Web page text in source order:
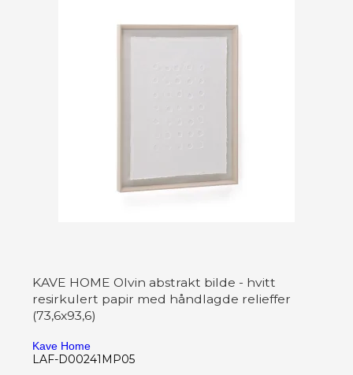
KAVE HOME Olvin abstrakt bilde - hvitt
resirkulert papir med håndlagde relieffer
(73,6x93,6)
Kave Home
LAF-D00241MP05